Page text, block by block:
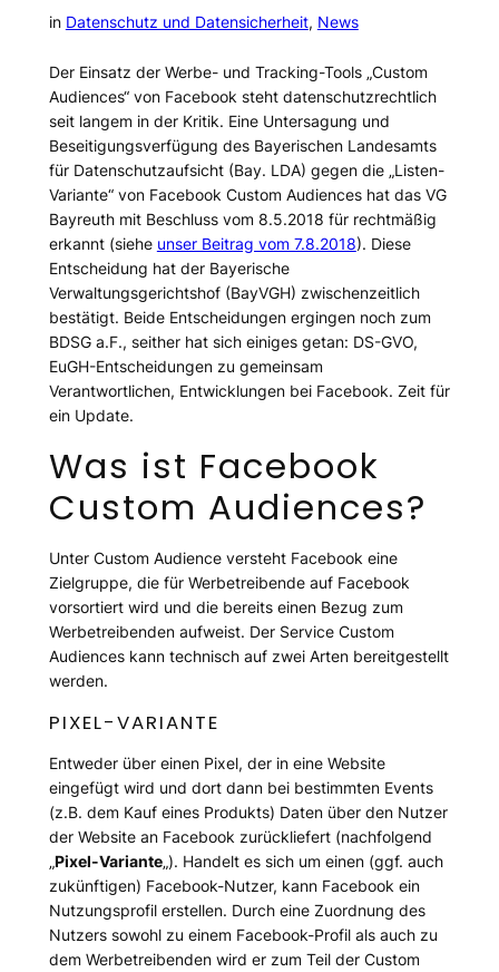
in Datenschutz und Datensicherheit, News
Der Einsatz der Werbe- und Tracking-Tools „Custom
Audiences“ von Facebook steht datenschutzrechtlich
seit langem in der Kritik. Eine Untersagung und
Beseitigungsverfügung des Bayerischen Landesamts
für Datenschutzaufsicht (Bay. LDA) gegen die „Listen-
Variante“ von Facebook Custom Audiences hat das VG
Bayreuth mit Beschluss vom 8.5.2018 für rechtmäßig
erkannt (siehe unser Beitrag vom 7.8.2018). Diese
Entscheidung hat der Bayerische
Verwaltungsgerichtshof (BayVGH) zwischenzeitlich
bestätigt. Beide Entscheidungen ergingen noch zum
BDSG a.F., seither hat sich einiges getan: DS-GVO,
EuGH-Entscheidungen zu gemeinsam
Verantwortlichen, Entwicklungen bei Facebook. Zeit für
ein Update.
Was ist Facebook
Custom Audiences?
Unter Custom Audience versteht Facebook eine
Zielgruppe, die für Werbetreibende auf Facebook
vorsortiert wird und die bereits einen Bezug zum
Werbetreibenden aufweist. Der Service Custom
Audiences kann technisch auf zwei Arten bereitgestellt
werden.
PIXEL-VARIANTE
Entweder über einen Pixel, der in eine Website
eingefügt wird und dort dann bei bestimmten Events
(z.B. dem Kauf eines Produkts) Daten über den Nutzer
der Website an Facebook zurückliefert (nachfolgend
„Pixel-Variante„). Handelt es sich um einen (ggf. auch
zukünftigen) Facebook-Nutzer, kann Facebook ein
Nutzungsprofil erstellen. Durch eine Zuordnung des
Nutzers sowohl zu einem Facebook-Profil als auch zu
dem Werbetreibenden wird er zum Teil der Custom